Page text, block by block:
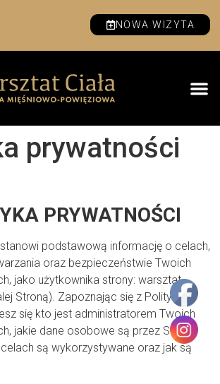
NOWA WIZYTA
prywatności
PRYWATNOŚCI
podstawową informację o celach,
oraz bezpieczeństwie Twoich
jako użytkownika strony: warsztat-
Stroną). Zapoznając się z Polityką
się kto jest administratorem Twoich
jakie dane osobowe są przez Stronę
są wykorzystywane oraz jak są